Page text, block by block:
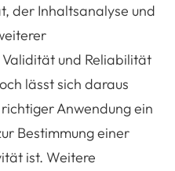
der Inhaltsanalyse und
und Reliabilität
lässt sich daraus
Anwendung ein
Bestimmung einer
ist. Weitere